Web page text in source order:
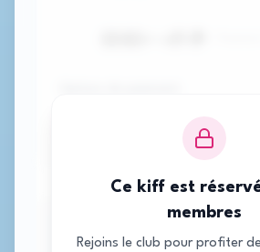
Ce kiff est
membres
Rejoins le club pour profiter